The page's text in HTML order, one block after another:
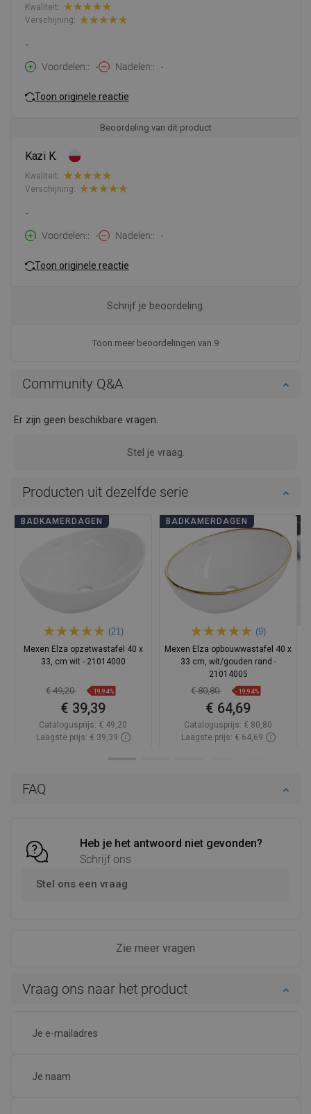
FAQ
Heb je het antwoord niet gevonden?
Schrijf ons
Stel ons een vraag
Zie meer vragen
Kwaliteit:
Verschijning:
-
Voordelen:
- Nadelen: -
Toon originele reactie
Beoordeling van dit product
Kazi K.
Kwaliteit:
Verschijning:
-
Voordelen:
- Nadelen: -
Toon originele reactie
Toon meer beoordelingen van 9
Schrijf je beoordeling.
Community Q&A
Er zijn geen beschikbare vragen.
Stel je vraag.
Vraag ons naar het product
Producten uit dezelfde serie
BADKAMERDAGEN
(21)
Mexen Elza opzetwastafel 40 x
33, cm wit - 21014000
€ 49,20 -19,94%
€ 39,39
Catalogusprijs: € 49,20
Laagste prijs: € 39,39
BADKAMERDAGEN
(9)
Mexen Elza opbouwwastafel 40 x
33 cm, wit/gouden rand -
21014005
€ 80,80 -19,94%
€ 64,69
Catalogusprijs: € 80,80
Laagste prijs: € 64,69